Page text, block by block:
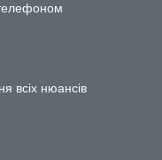
всіх нюансів